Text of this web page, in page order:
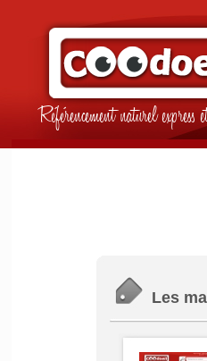
Référencement naturel
Les